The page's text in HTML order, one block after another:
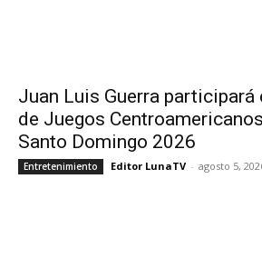
Juan Luis Guerra participará
de Juegos
Santo Domingo 2026
Entretenimiento Editor LunaTV - agosto 5,